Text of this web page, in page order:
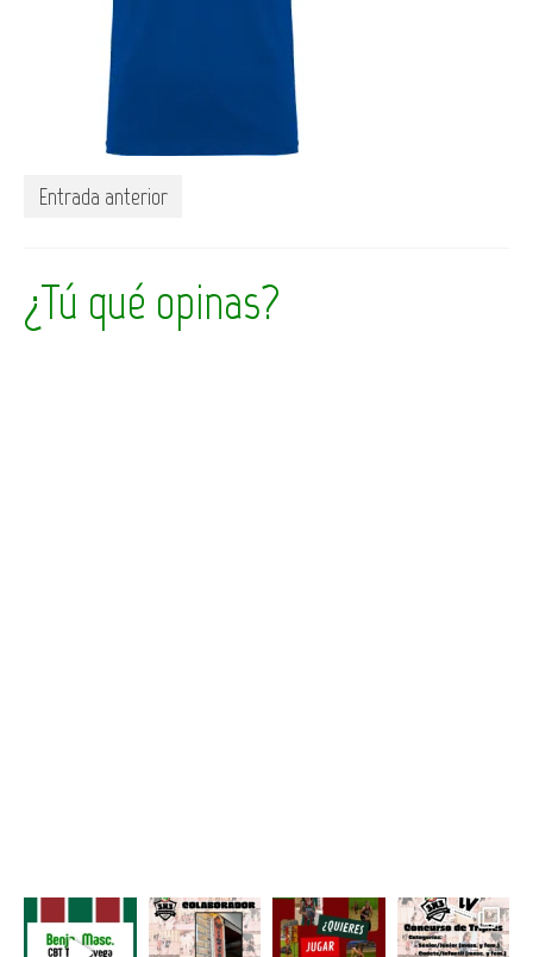
Entrada anterior
¿Tú qué opinas?